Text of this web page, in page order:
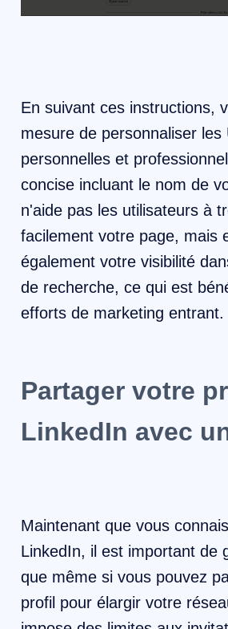
En suivant ces instructions,
mesure de personnaliser les
personnelles et
concise incluant le nom de
n'aide pas les utilisateurs à
facilement votre page, mais
également votre visibilité
de recherche, ce qui est
efforts de marketing entrant.
Partager votre
LinkedIn avec
Maintenant que vous
LinkedIn, il est important de
que même si vous pouvez
profil pour élargir votre